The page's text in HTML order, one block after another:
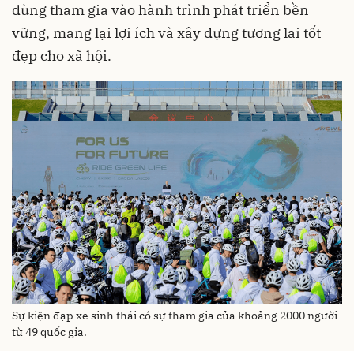
dùng tham gia vào hành trình phát triển bền
vững, mang lại lợi ích và xây dựng tương lai tốt
đẹp cho xã hội.
Sự kiện đạp xe sinh thái có sự tham gia của khoảng 2000 người
từ 49 quốc gia.